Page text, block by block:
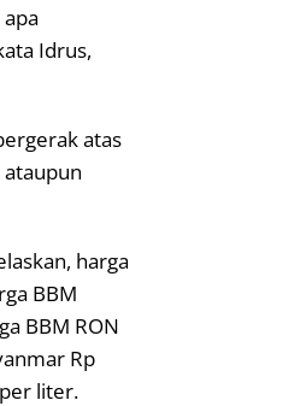
Idrus,
atas
harga
BBM
BBM RON
Rp
liter.